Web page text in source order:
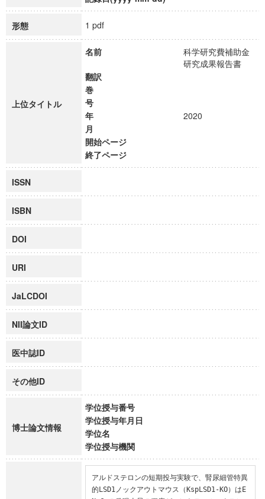
形態 1 pdf
上位タイトル
名前
科学研究費補助金
研究成果報告書
翻訳
巻
号
年
2020
月
開始ページ
終了ページ
ISSN
ISBN
DOI
URI
JaLCDOI
NII論文ID
医中誌ID
その他ID
博士論文情報
学位授与番号
学位授与年月日
学位名
学位授与機関
アルドステロンの短期投与実験で、腎尿細管特異
的LSD1ノックアウトマウス（KspLSD1-KO）はE